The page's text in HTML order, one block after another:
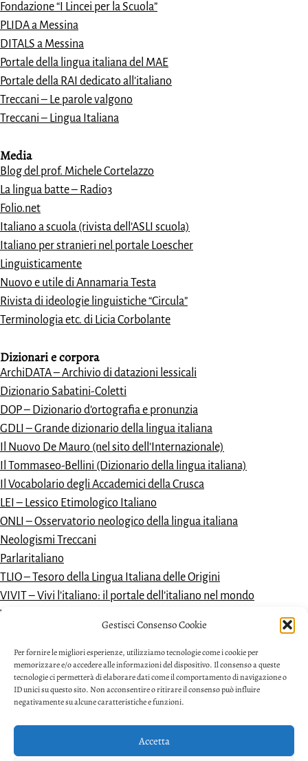
Gestisci Consenso Cookie
Per fornire le migliori esperienze, utilizziamo tecnologie come i cookie per
memorizzare e/o accedere alle informazioni del dispositivo. Il consenso a queste
tecnologie ci permetterà di elaborare dati come il comportamento di navigazione o
ID unici su questo sito. Non acconsentire o ritirare il consenso può influire
negativamente su alcune caratteristiche e funzioni.
Accetta
Fondazione “I Lincei per la Scuola”
PLIDA a Messina
DITALS a Messina
Portale della lingua italiana del MAE
Portale della RAI dedicato all’italiano
Treccani – Le parole valgono
Treccani – Lingua Italiana
Media
Blog del prof. Michele Cortelazzo
La lingua batte – Radio3
Folio.net
Italiano a scuola (rivista dell’ASLI scuola)
Italiano per stranieri nel portale Loescher
Linguisticamente
Nuovo e utile di Annamaria Testa
Rivista di ideologie linguistiche “Circula”
Terminologia etc. di Licia Corbolante
Dizionari ecorpora
ArchiDATA – Archivio di datazioni lessicali
Dizionario Sabatini-Coletti
DOP – Dizionario d’ortografia e pronunzia
GDLI – Grande dizionario della lingua italiana
Il Nuovo De Mauro (nel sito dell’Internazionale)
Il Tommaseo-Bellini (Dizionario della lingua italiana)
Il Vocabolario degli Accademici della Crusca
LEI – Lessico Etimologico Italiano
ONLI – Osservatorio neologico della lingua italiana
Neologismi Treccani
Parlaritaliano
TLIO – Tesoro della Lingua Italiana delle Origini
VIVIT – Vivi l’italiano: il portale dell’italiano nel mondo
Vocabolario dantesco